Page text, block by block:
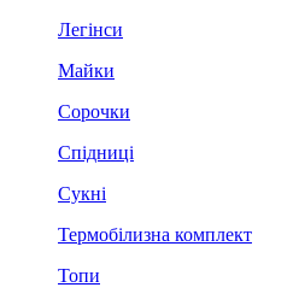
Легінси
Майки
Сорочки
Спідниці
Сукні
Термобілизна комплект
Топи